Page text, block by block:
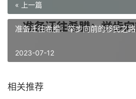
« 上一篇
准备迁往希腊：举步向前的移民之路
2023-07-12
相关推荐